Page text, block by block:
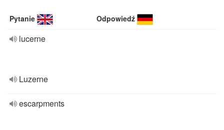
Pytanie Odpowiedź
lucerne
Luzerne
escarpments